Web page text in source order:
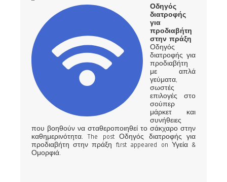
Οδηγός
διατροφής
για
προδιαβήτη
στην πράξη
Οδηγός
διατροφής για
προδιαβήτη
με απλά
γεύματα,
σωστές
επιλογές στο
σούπερ
μάρκετ και
συνήθειες
που βοηθούν να σταθεροποιηθεί το σάκχαρο στην
καθημερινότητα. The post Οδηγός διατροφής για
προδιαβήτη στην πράξη first appeared on Υγεία &
Ομορφιά.